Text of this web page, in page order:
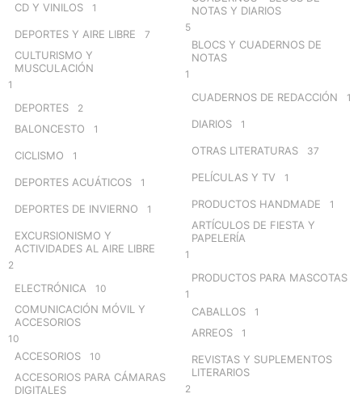
CD Y VINILOS 1
DEPORTES Y AIRE LIBRE 7
CULTURISMO Y
MUSCULACIÓN
1
DEPORTES 2
BALONCESTO 1
CICLISMO 1
DEPORTES ACUÁTICOS 1
DEPORTES DE INVIERNO 1
EXCURSIONISMO Y
ACTIVIDADES AL AIRE LIBRE
2
ELECTRÓNICA 10
COMUNICACIÓN MÓVIL Y
ACCESORIOS
10
ACCESORIOS 10
ACCESORIOS PARA CÁMARAS
DIGITALES
NOTAS Y DIARIOS
5
BLOCS Y CUADERNOS DE
NOTAS
1
CUADERNOS DE REDACCIÓN 1
DIARIOS 1
OTRAS LITERATURAS 37
PELÍCULAS Y TV 1
PRODUCTOS HANDMADE 1
ARTÍCULOS DE FIESTA Y
PAPELERÍA
1
PRODUCTOS PARA MASCOTAS
1
CABALLOS 1
ARREOS 1
REVISTAS Y SUPLEMENTOS
LITERARIOS
2